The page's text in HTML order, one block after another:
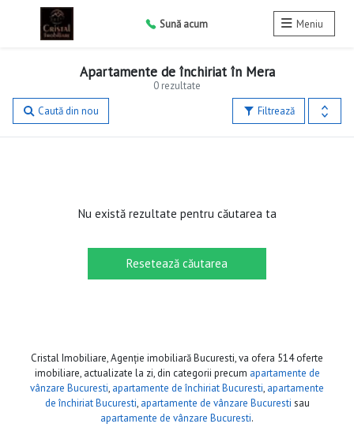
Sună acum Meniu
0 rezultate
Apartamente de închiriat în Mera
Filtrează
Caută din nou
Nu există rezultate pentru căutarea ta
Resetează căutarea
Cristal Imobiliare, Agenție imobiliară Bucuresti, va ofera 514 oferte
imobiliare, actualizate la zi, din categorii precum apartamente de
vânzare Bucuresti, apartamente de închiriat Bucuresti, apartamente
de închiriat Bucuresti, apartamente de vânzare Bucuresti sau
apartamente de vânzare Bucuresti.